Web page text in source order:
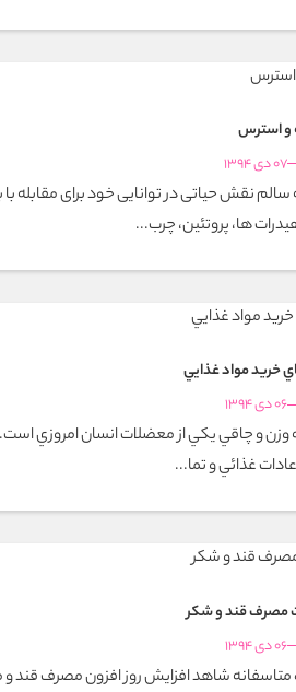
و استرس
07 دی 1394
سالم نقش حیاتی در توانایی خود برای مقابله
ها، پروتئین، چرب...
خريد مواد غذايي
06 دی 1394
وزن و چاقي يكي از معضلات انسان امروزي
غذائي و تما...
مصرف قند و شكر
06 دی 1394
متاسفانه شاهد افزايش روز افزون مصرف